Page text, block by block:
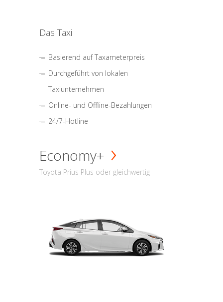
Das Taxi
Basierend auf Taxameterpreis
Durchgeführt von lokalen
Taxiunternehmen
Online- und Offline-Bezahlungen
24/7-Hotline
Economy+
Toyota Prius Plus oder gleichwertig